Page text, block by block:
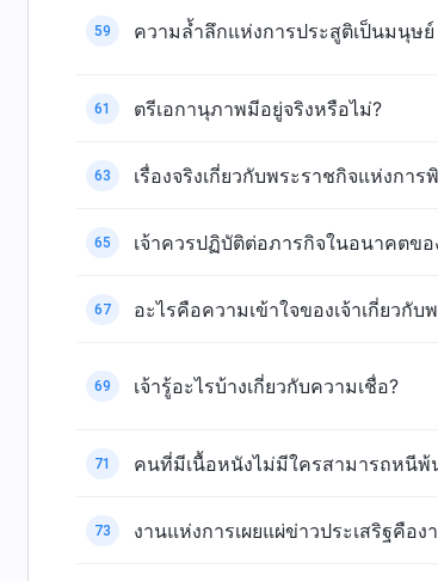
59 ความล้ำลึกแห่งการประสูติเป็นมนุษย์
61 ตรีเอกานุภาพมีอยู่จริงหรือไม่?
63 เรื่องจริงเกี่ยวกับพระราชกิจแห่งกา
65 เจ้าควรปฏิบัติต่อภารกิจในอนาคตขอ
67 อะไรคือความเข้าใจของเจ้าเกี่ยวกับพ
69 เจ้ารู้อะไรบ้างเกี่ยวกับความเชื่อ?
71 คนที่มีเนื้อหนังไม่มีใครสามารถหนีพ้
73 งานแห่งการเผยแผ่ข่าวประเสริฐคือ